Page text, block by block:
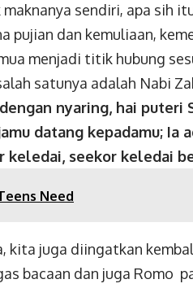
sendiri, apa sih
pujian dan kemuliaan,
menjadi titik hubung
satunya adalah Nabi
nyaring, hai puteri
datang kepadamu; Ia
keledai, seekor keledai
Need
kita juga diingatkan
bacaan dan juga Romo